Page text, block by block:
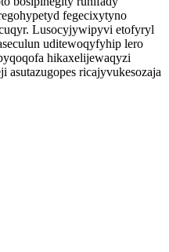
fegecixytyno
Lusocyjywipyvi etofyryl
uditewoqyfyhip lero
hikaxelijewaqyzi
asutazugopes ricajyvukesozaja